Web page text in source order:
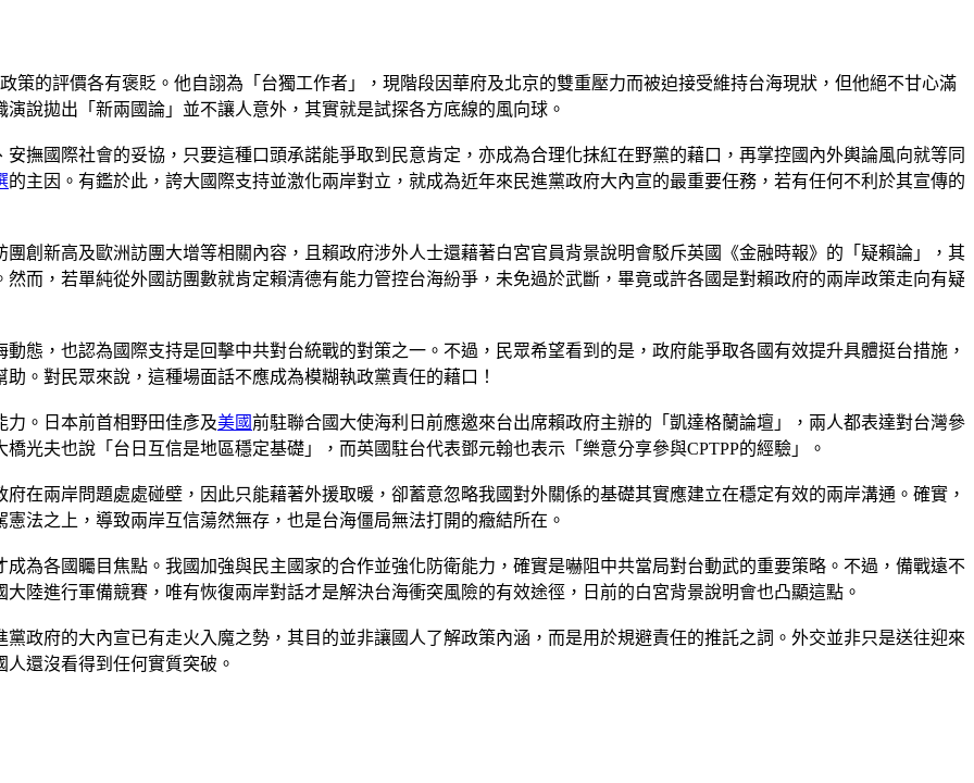
策的評價各有褒貶。他自詡為「台獨工作者」，現階段因華府及北京的雙重壓力而被迫接受維持台海現狀，但他絕不甘心滿
說拋出「新兩國論」並不讓人意外，其實就是試探各方底線的風向球。
撫國際社會的妥協，只要這種口頭承諾能爭取到民意肯定，亦成為合理化抹紅在野黨的藉口，再掌控國內外輿論風向就等同
的主因。有鑑於此，誇大國際支持並激化兩岸對立，就成為近年來民進黨政府大內宣的最重要任務，若有任何不利於其宣傳的
創新高及歐洲訪團大增等相關內容，且賴政府涉外人士還藉著白宮官員背景說明會駁斥英國《金融時報》的「疑賴論」，其
然而，若單純從外國訪團數就肯定賴清德有能力管控台海紛爭，未免過於武斷，畢竟或許各國是對賴政府的兩岸政策走向有疑
態，也認為國際支持是回擊中共對台統戰的對策之一。不過，民眾希望看到的是，政府能爭取各國有效提升具體挺台措施，
。對民眾來說，這種場面話不應成為模糊執政黨責任的藉口！
力。日本前首相野田佳彥及美國前駐聯合國大使海利日前應邀來台出席賴政府主辦的「凱達格蘭論壇」，兩人都表達對台灣參
光夫也說「台日互信是地區穩定基礎」，而英國駐台代表鄧元翰也表示「樂意分享參與CPTPP的經驗」。
在兩岸問題處處碰壁，因此只能藉著外援取暖，卻蓄意忽略我國對外關係的基礎其實應建立在穩定有效的兩岸溝通。確實，
法之上，導致兩岸互信蕩然無存，也是台海僵局無法打開的癥結所在。
為各國矚目焦點。我國加強與民主國家的合作並強化防衛能力，確實是嚇阻中共當局對台動武的重要策略。不過，備戰遠不
陸進行軍備競賽，唯有恢復兩岸對話才是解決台海衝突風險的有效途徑，日前的白宮背景說明會也凸顯這點。
政府的大內宣已有走火入魔之勢，其目的並非讓國人了解政策內涵，而是用於規避責任的推託之詞。外交並非只是送往迎來
還沒看得到任何實質突破。